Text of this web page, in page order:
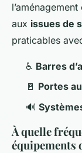
aux issues de
praticables
♿ Barres
🚪 Portes
🔊
À quelle
équipements